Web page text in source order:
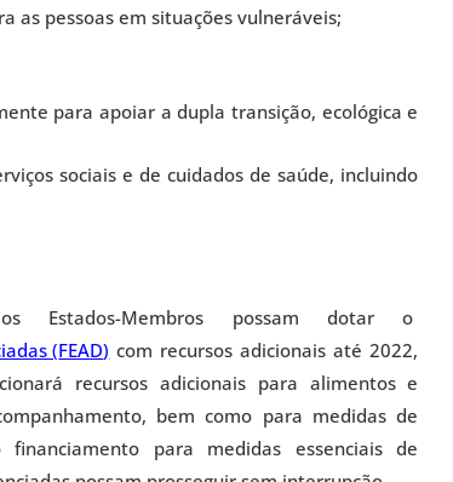
as pessoas em situações vulneráveis;
para apoiar a dupla transição, ecológica e
sociais e de cuidados de saúde, incluindo
Estados-Membros possam dotar o
(FEAD) com recursos adicionais até 2022,
recursos adicionais para alimentos e
bem como para medidas de
para medidas essenciais de